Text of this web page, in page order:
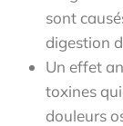
sont
digestion
Un effet
toxines
douleurs